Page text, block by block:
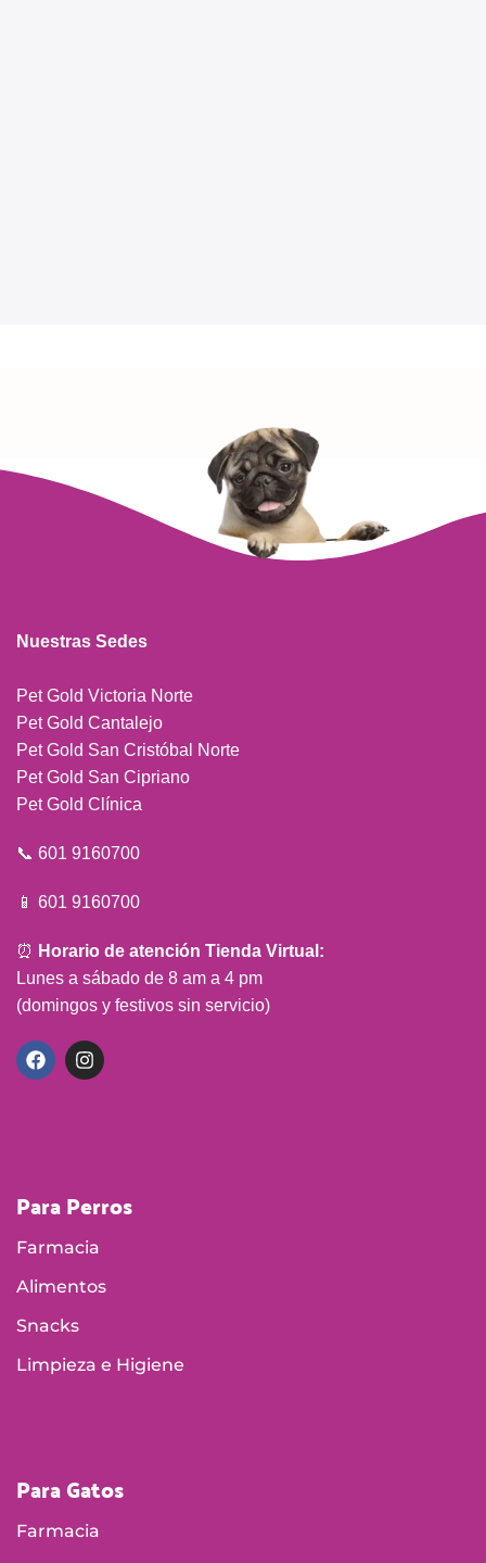
Nuestras Sedes
Pet Gold Victoria Norte
Pet Gold Cantalejo
Pet Gold San Cristóbal Norte
Pet Gold San Cipriano
Pet Gold Clínica
📞 601 9160700
📱 601 9160700
⏰ Horario de atención Tienda Virtual:
Lunes a sábado de 8 am a 4 pm
(domingos y festivos sin servicio)
Para Perros
Farmacia
Alimentos
Snacks
Limpieza e Higiene
Para Gatos
Farmacia